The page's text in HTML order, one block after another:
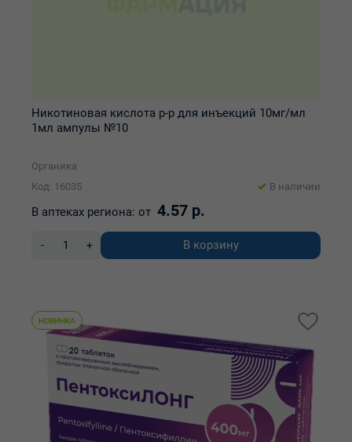
Никотиновая кислота р-р для инъекций 10мг/мл
1мл ампулы №10
Органика
Код: 16035
В наличии
В аптеках региона: от 4.57 р.
- + В корзину
НОВИНКА